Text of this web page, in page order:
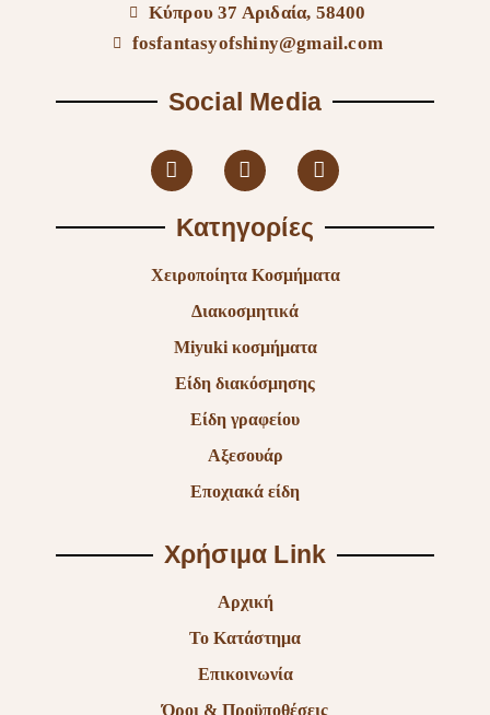
Κύπρου 37 Αριδαία, 58400
fosfantasyofshiny@gmail.com
Social Media
Κατηγορίες
Χειροποίητα Κοσμήματα
Διακοσμητικά
Miyuki κοσμήματα
Είδη διακόσμησης
Είδη γραφείου
Αξεσουάρ
Εποχιακά είδη
Χρήσιμα Link
Αρχική
Το Κατάστημα
Επικοινωνία
Όροι & Προϋποθέσεις